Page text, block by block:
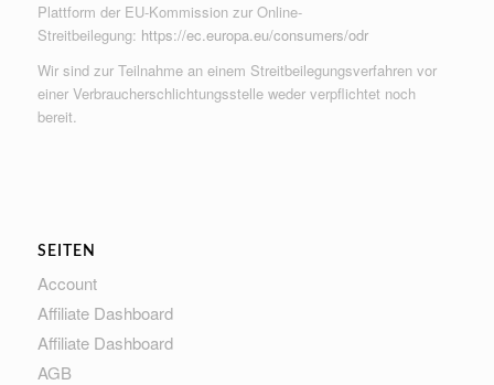
Plattform der EU-Kommission zur Online-
Streitbeilegung: https://ec.europa.eu/consumers/odr
Wir sind zur Teilnahme an einem Streitbeilegungsverfahren vor
einer Verbraucherschlichtungsstelle weder verpflichtet noch
bereit.
SEITEN
Account
Affiliate Dashboard
Affiliate Dashboard
AGB